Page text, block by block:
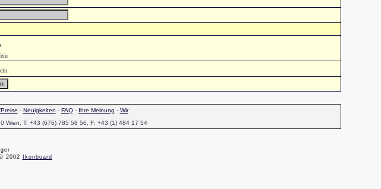
- Neuigkeiten - FAQ- Ihre Meinung - Wir
Wien, T: +43 (676) 785 58 56, F: +43 (1) 484 17 54
2002 Ikonboard